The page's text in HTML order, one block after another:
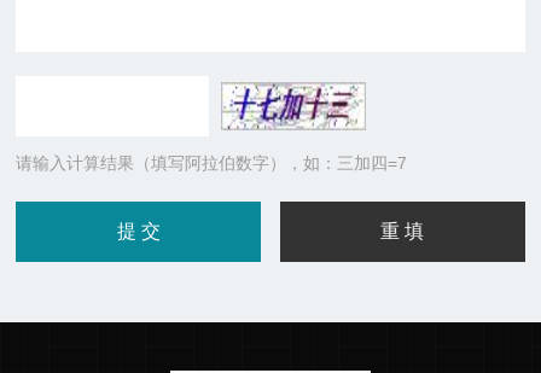
请输入计算结果（填写阿拉伯数字），如：三加四=7